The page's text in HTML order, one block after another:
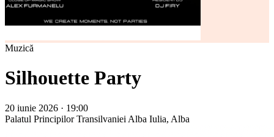
Muzică
Silhouette Party
20 iunie 2026 · 19:00
Palatul Principilor Transilvaniei Alba Iulia, Alba